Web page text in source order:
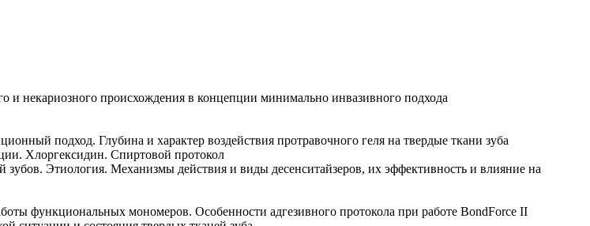
и некариозного происхождения в концепции минимально инвазивного подхода
подход. Глубина и характер воздействия протравочного геля на твердые ткани зуба
Хлоргексидин. Спиртовой протокол
зубов. Этиология. Механизмы действия и виды десенситайзеров, их эффективность и влияние на
функциональных мономеров. Особенности адгезивного протокола при работе ВоndForce II